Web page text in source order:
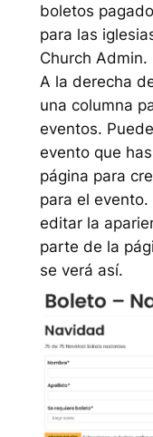
boletos
para las
Church Admin.
A la derecha
una columna
eventos.
evento que
página para
para el
editar la
parte de la
se verá así.